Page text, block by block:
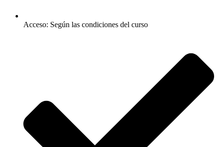
Acceso: Según las condiciones del curso